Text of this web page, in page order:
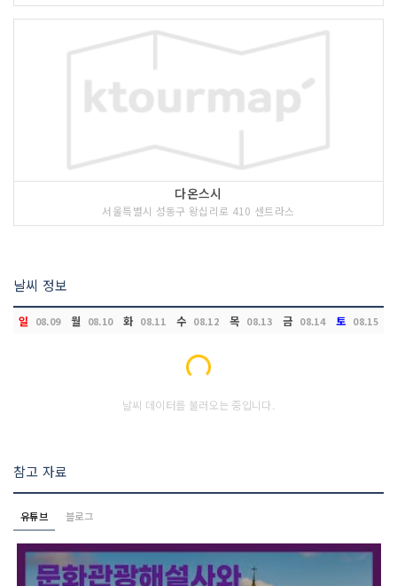
다온스시
서울특별시 성동구 왕십리로 410 센트라스
날씨 정보
일 08.09 월 08.10 화 08.11 수 08.12 목 08.13 금 08.14 토 08.15
Loading...
날씨 데이터를 불러오는 중입니다.
참고 자료
유튜브 블로그